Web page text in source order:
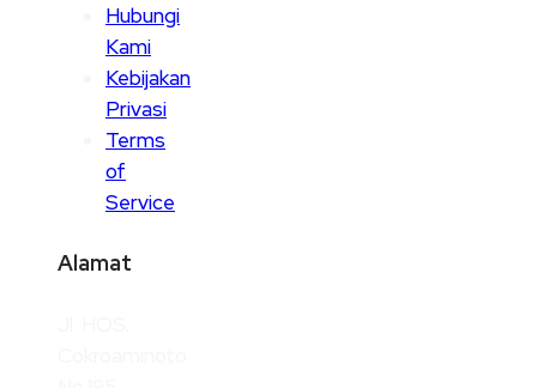
Hubungi
Kami
Kebijakan
Privasi
Terms
of
Service
Alamat